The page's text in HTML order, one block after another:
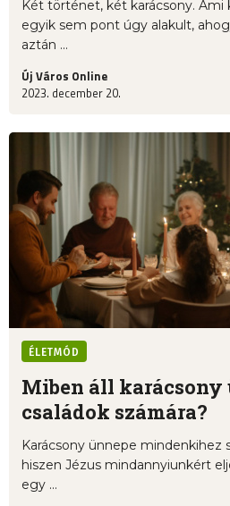
Két történet, két karácsony. Ami
egyik sem pont úgy alakult,
aztán ...
Új Város Online
2023. december 20.
ÉLETMÓD
Miben áll karácsony
családok számára?
Karácsony ünnepe mindenkihez
hiszen Jézus mindannyiunkért
egy ...